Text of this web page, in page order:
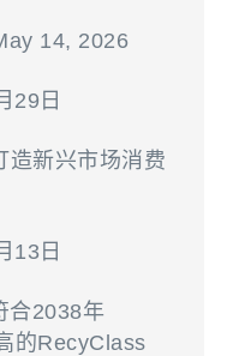
14, 2026
29日
造新兴市场消费
13日
合2038年
的RecyClass